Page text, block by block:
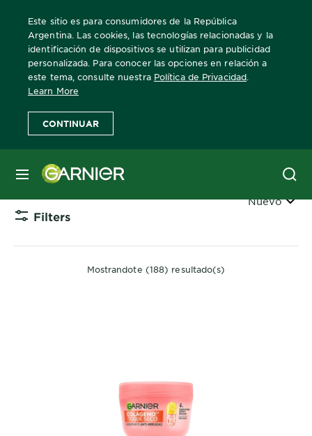
Este sitio es para consumidores de la República
Argentina. Las cookies, las tecnologías relacionadas y la
identificación de dispositivos se utilizan para publicidad
personalizada. Para conocer las opciones en relación a
este tema, consulte nuestra Política de Privacidad
Learn More
CONTINUAR
MENÚ
Home Oleo
Filters
Ordenar
Nuevo
Mostrandote (188) resultado(s)